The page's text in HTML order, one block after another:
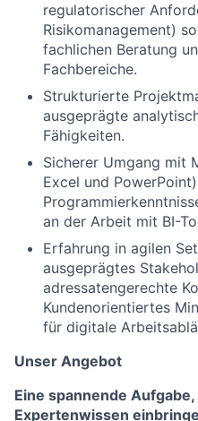
regulatorischer
Risikomanagement)
fachlichen Beratung
Fachbereiche.
Strukturierte
ausgeprägte
Fähigkeiten.
Sicherer Umgang mit
Excel und
an der Arbeit mit BI-
Erfahrung in agilen
ausgeprägtes
adressatengerechte
Kundenorientiertes
für digitale
Unser Angebot
Eine spannende
Expertenwissen